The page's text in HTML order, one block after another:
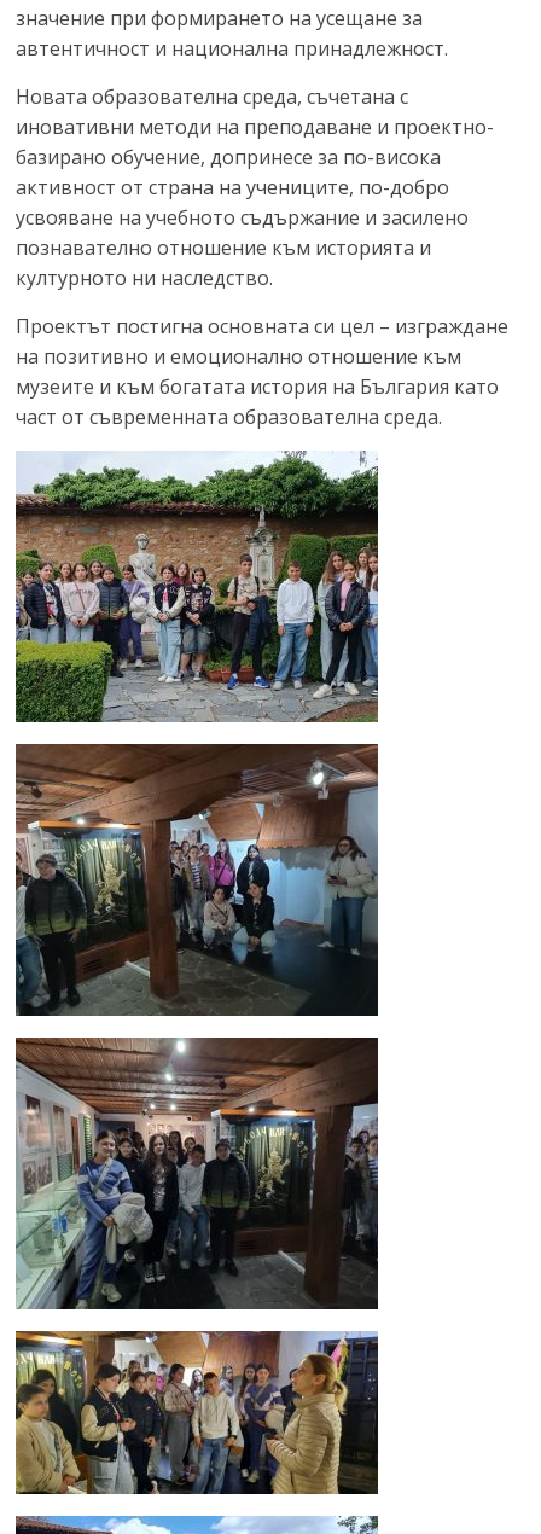
значение при формирането на усещане за
автентичност и национална принадлежност.
Новата образователна среда, съчетана с
иновативни методи на преподаване и проектно-
базирано обучение, допринесе за по-висока
активност от страна на учениците, по-добро
усвояване на учебното съдържание и засилено
познавателно отношение към историята и
културното ни наследство.
Проектът постигна основната си цел – изграждане
на позитивно и емоционално отношение към
музеите и към богатата история на България като
част от съвременната образователна среда.